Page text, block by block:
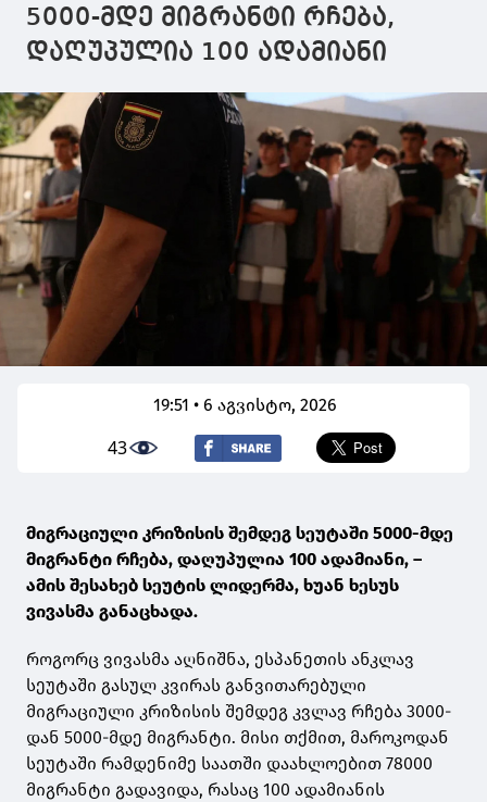
5000-მდე მიგრანტი რჩება,
დაღუპულია 100 ადამიანი
19:51 • 6 აგვისტო, 2026
43
მიგრაციული კრიზისის შემდეგ სეუტაში 5000-მდე
მიგრანტი რჩება, დაღუპულია 100 ადამიანი, –
ამის შესახებ სეუტის ლიდერმა, ხუან ხესუს
ვივასმა განაცხადა.
როგორც ვივასმა აღნიშნა, ესპანეთის ანკლავ
სეუტაში გასულ კვირას განვითარებული
მიგრაციული კრიზისის შემდეგ კვლავ რჩება 3000-
დან 5000-მდე მიგრანტი. მისი თქმით, მაროკოდან
სეუტაში რამდენიმე საათში დაახლოებით 78000
მიგრანტი გადავიდა, რასაც 100 ადამიანის